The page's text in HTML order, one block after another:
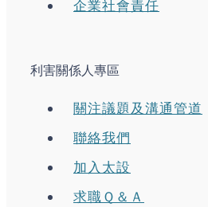
企業社會責任
利害關係人專區
關注議題及溝通管道
聯絡我們
加入太設
求職Ｑ＆Ａ